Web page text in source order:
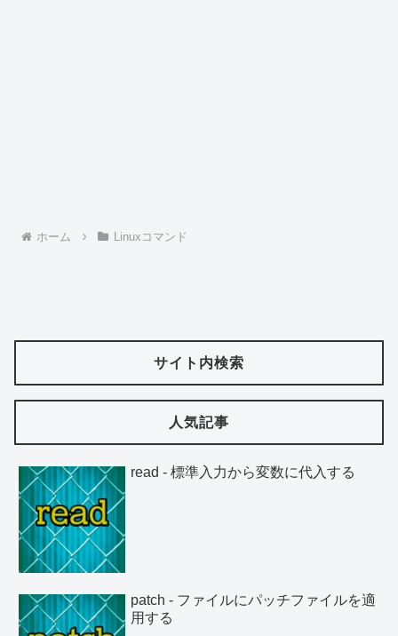
ホーム Linuxコマンド
サイト内検索
人気記事
read - 標準入力から変数に代入する
patch - ファイルにパッチファイルを適
用する